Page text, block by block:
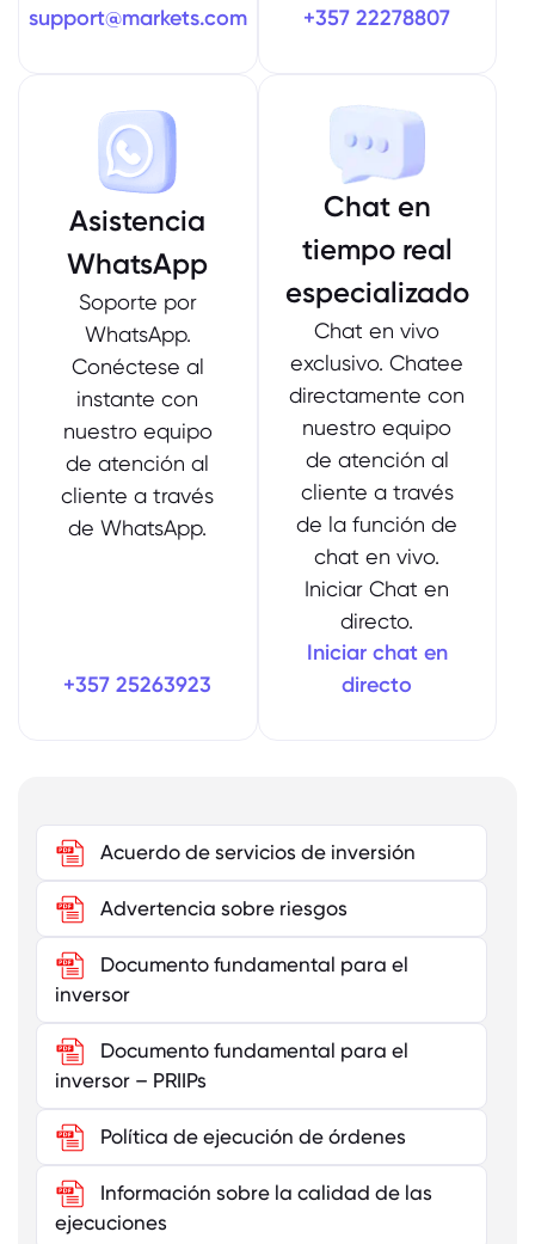
support@markets.com +357 22278807
Asistencia
WhatsApp
Soporte por
WhatsApp.
Conéctese al
instante con
nuestro equipo
de atención al
cliente a través
de WhatsApp.
+357 25263923
Chat en
tiempo real
especializado
Chat en vivo
exclusivo. Chatee
directamente con
nuestro equipo
de atención al
cliente a través
de la función de
chat en vivo.
Iniciar Chat en
directo.
Iniciar chat en
directo
Acuerdo de servicios de inversión
Advertencia sobre riesgos
Documento fundamental para el
inversor
Documento fundamental para el
inversor – PRIIPs
Política de ejecución de órdenes
Información sobre la calidad de las
ejecuciones